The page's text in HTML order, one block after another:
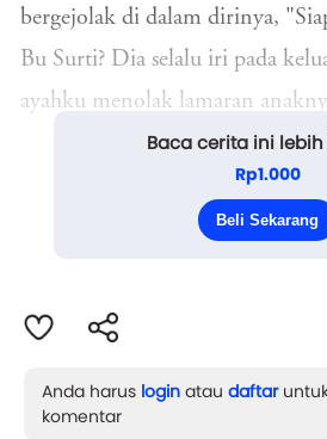
bergejolak di dalam dirinya,
Bu Surti? Dia selalu iri pada
ayahku menolak lamaran
mulai bertingkah aneh."
"Tapi kita tidak punya
dengan cemas, "Bu Surti
Baca cerita ini
Rp1.000
Beli Sekarang
Anda harus login atau daftar
komentar